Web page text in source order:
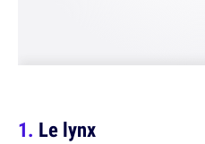
Le lynx